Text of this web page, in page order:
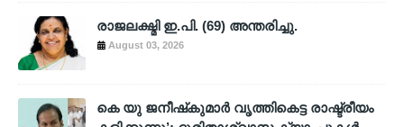
രാജലക്ഷ്മി ഇ.പി. (69) അന്തരിച്ചു.
August 03, 2026
കെ യു ജനീഷ്‌കുമാര്‍ വൃത്തികെട്ട രാഷ്ട്രീയം